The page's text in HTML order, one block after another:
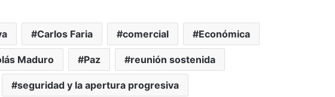
Carlos Faria comercial Económica
Maduro Paz reunión sostenida
seguridad y la apertura progresiva